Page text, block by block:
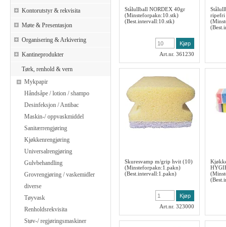
Kontorutstyr & rekvisita
Møte & Presentasjon
Organisering & Arkivering
Kantineprodukter
Tørk, renhold & vern
Mykpapir
Håndsåpe / lotion / shampo
Desinfeksjon / Antibac
Maskin-/ oppvaskmiddel
Sanitærrengjøring
Kjøkkenrengjøring
Universalrengjøring
Gulvbehandling
Grovrengjøring / vaskemidler
diverse
Tøyvask
Renholdsrekvisita
Støv-/ regjøringsmaskiner
Stålullball NORDEX 40gr
(Minsteforpakn:10.stk)
(Best.intervall:10.stk)
Art.nr. 361230
ripefri
Skuresvamp m/grip hvit (10)
(Minsteforpakn:1.pakn)
(Best.intervall:1.pakn)
Art.nr. 323000